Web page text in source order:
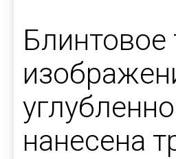
нанесена